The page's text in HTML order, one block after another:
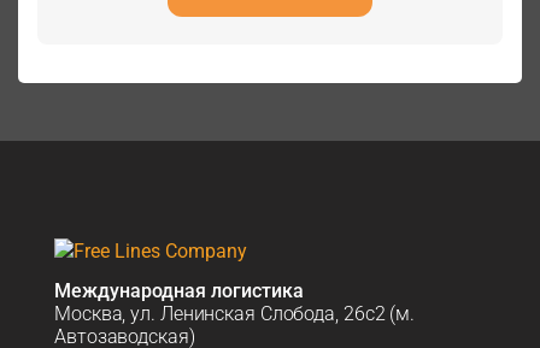
Международная логистика
Москва, ул. Ленинская Слобода, 26с2 (м.
Автозаводская)